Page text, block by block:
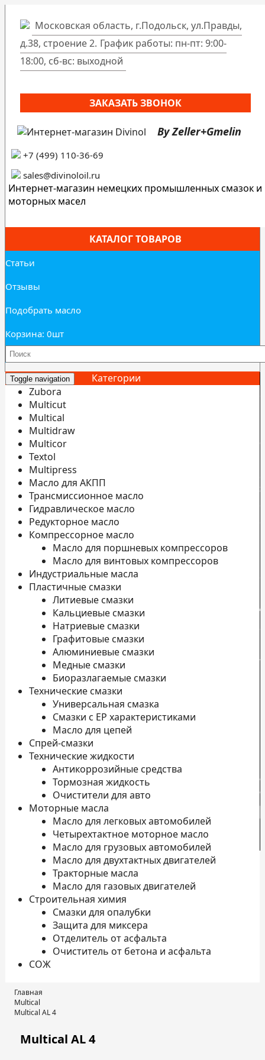
Московская область, г.Подольск, ул.Правды,
д.38, строение 2. График работы: пн-пт: 9:00-
18:00, сб-вс: выходной
ЗАКАЗАТЬ ЗВОНОК
By Zeller+Gmelin
+7 (499) 110-36-69
sales@divinoloil.ru
Интернет-магазин немецких промышленных смазок и
моторных масел
КАТАЛОГ ТОВАРОВ
Статьи
Отзывы
Подобрать масло
Корзина: 0шт
Toggle navigation
Категории
Zubora
Multicut
Multical
Multidraw
Multicor
Textol
Multipress
Масло для АКПП
Трансмиссионное масло
Гидравлическое масло
Редукторное масло
Компрессорное масло
Масло для поршневых компрессоров
Масло для винтовых компрессоров
Индустриальные масла
Пластичные смазки
Литиевые смазки
Кальциевые смазки
Натриевые смазки
Графитовые смазки
Алюминиевые смазки
Медные смазки
Биоразлагаемые смазки
Технические смазки
Универсальная смазка
Смазки с EP характеристиками
Масло для цепей
Спрей-смазки
Технические жидкости
Антикоррозийные средства
Тормозная жидкость
Очистители для авто
Моторные масла
Масло для легковых автомобилей
Четырехтактное моторное масло
Масло для грузовых автомобилей
Масло для двухтактных двигателей
Тракторные масла
Масло для газовых двигателей
Строительная химия
Смазки для опалубки
Защита для миксера
Отделитель от асфальта
Очиститель от бетона и асфальта
СОЖ
Главная
Multical
Multical AL 4
Multical AL 4